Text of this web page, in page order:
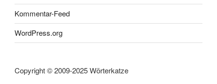
Kommentar-Feed
WordPress.org
Copyright © 2009-2025 Wörterkatze